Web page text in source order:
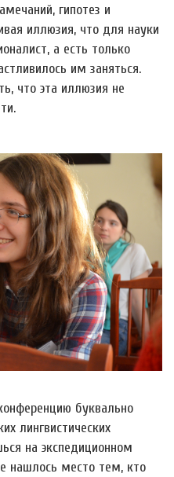
гипотез и
иллюзия, что для науки
а есть только
им заняться.
что эта иллюзия не
буквально
лингвистических
на экспедиционном
нашлось место тем, кто